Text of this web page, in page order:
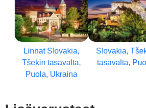
Linnat Slovakia,
Tšekin tasavalta,
Puola, Ukraina
Slovakia,
tasavalta,